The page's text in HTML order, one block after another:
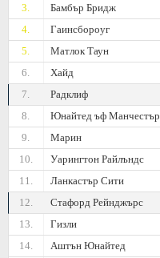
3.
Бамбър Бридж
4.
Гаинсбороуг
5.
Матлок Таун
6.
Хайд
7.
Радклиф
8.
Юнайтед ъф Манчестър
9.
Марин
10.
Уарингтон Райлъндс
11.
Ланкастър Сити
12.
Стафорд Рейнджърс
13.
Гизли
14.
Аштън Юнайтед